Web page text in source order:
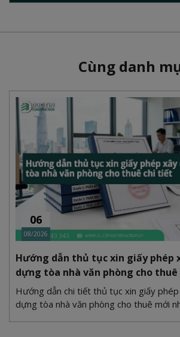
Cùng danh
06
08/2026
Hướng dẫn thủ tục xin giấy phép
dựng tòa nhà văn phòng cho
Hướng dẫn chi tiết thủ tục xin giấy
dựng tòa nhà văn phòng cho thuê mới